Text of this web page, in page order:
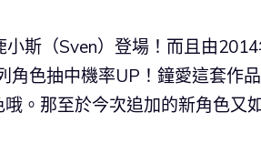
小斯（Sven）登場！而且由
色抽中機率UP！鐘愛這套作
。那至於今次追加的新角色又